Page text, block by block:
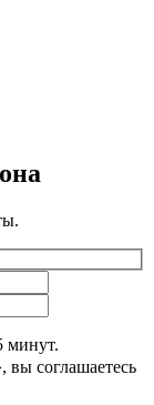
минут.
вы соглашаетесь